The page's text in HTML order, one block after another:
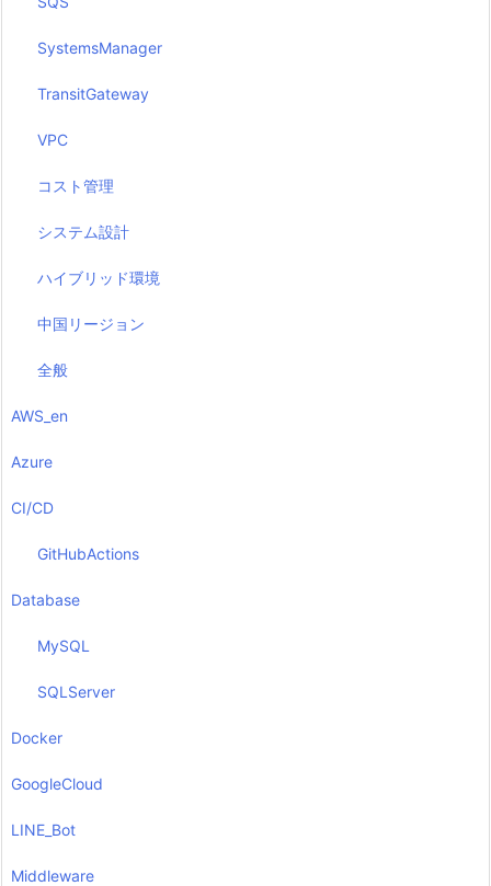
SystemsManager
TransitGateway
VPC
コスト管理
システム設計
ハイブリッド環境
中国リージョン
全般
AWS_en
Azure
CI/CD
GitHubActions
Database
MySQL
SQLServer
Docker
GoogleCloud
LINE_Bot
Middleware